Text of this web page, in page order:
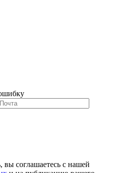
соглашаетесь с нашей